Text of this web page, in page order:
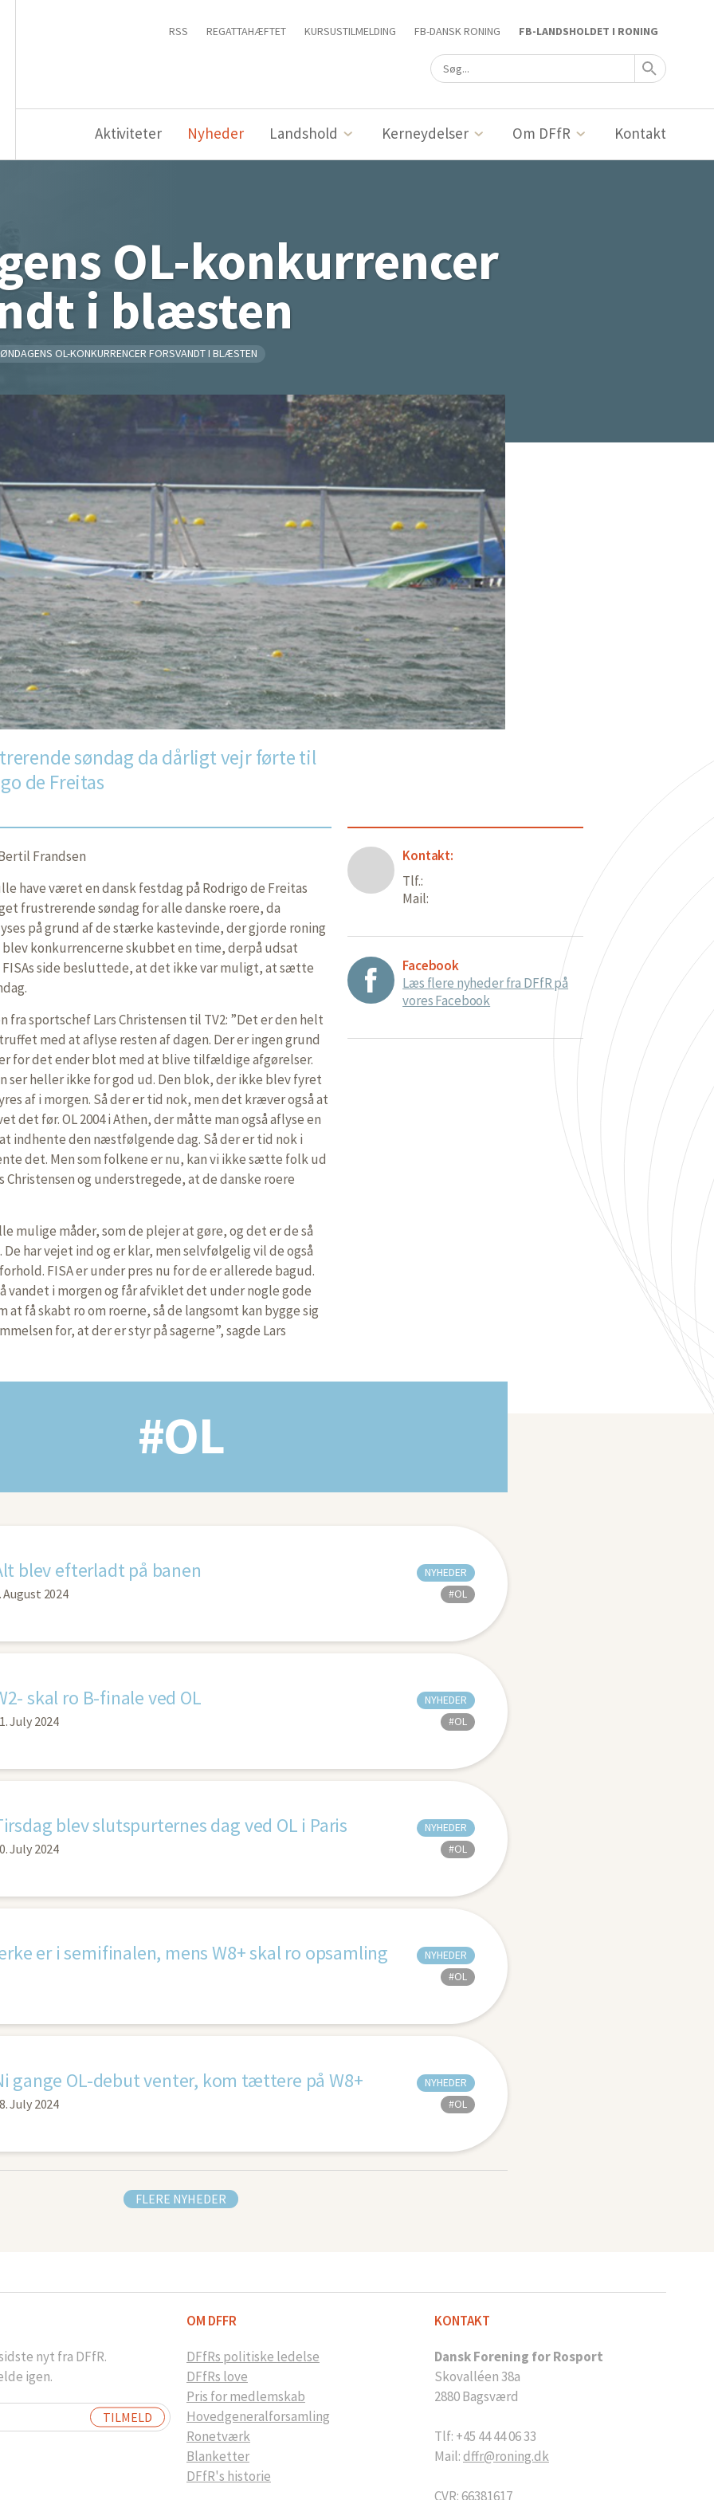
RSS REGATTAHÆFTET KURSUSTILMELDING FB-DANSK RONING FB-LANDSHOLDET I RONING
Aktiviteter Nyheder Landshold Kerneydelser Om DFfR Kontakt
OL-konkurrencer
i blæsten
OL-KONKURRENCER FORSVANDT I BLÆSTEN
søndag da dårligt vejr førte til
de Freitas
Frandsen
have været en dansk festdag på Rodrigo de Freitas
frustrerende søndag for alle danske roere, da
på grund af de stærke kastevinde, der gjorde roning
konkurrencerne skubbet en time, derpå udsat
side besluttede, at det ikke var muligt, at sætte
sportschef Lars Christensen til TV2: ”Det er den helt
med at aflyse resten af dagen. Der er ingen grund
for det ender blot med at blive tilfældige afgørelser.
ser heller ikke for god ud. Den blok, der ikke blev fyret
af i morgen. Så der er tid nok, men det kræver også at
det før. OL 2004 i Athen, der måtte man også aflyse en
indhente den næstfølgende dag. Så der er tid nok i
det. Men som folkene er nu, kan vi ikke sætte folk ud
Christensen og understregede, at de danske roere
mulige måder, som de plejer at gøre, og det er de så
har vejet ind og er klar, men selvfølgelig vil de også
FISA er under pres nu for de er allerede bagud.
vandet i morgen og får afviklet det under nogle gode
få skabt ro om roerne, så de langsomt kan bygge sig
for, at der er styr på sagerne”, sagde Lars
Kontakt:
Tlf.:
Mail:
Facebook
Læs flere nyheder fra DFfR på
vores Facebook
#OL
blev efterladt på banen
August 2024
NYHEDER
#OL
skal ro B-finale ved OL
July 2024
NYHEDER
#OL
blev slutspurternes dag ved OL i Paris
July 2024
NYHEDER
#OL
er i semifinalen, mens W8+ skal ro opsamling
NYHEDER
#OL
gange OL-debut venter, kom tættere på W8+
July 2024
NYHEDER
#OL
FLERE NYHEDER
nyt fra DFfR.
igen.
OM DFFR
DFfRs politiske ledelse
DFfRs love
Pris for medlemskab
Hovedgeneralforsamling
Ronetværk
Blanketter
DFfR's historie
KONTAKT
Dansk Forening for Rosport
Skovalléen 38a
2880 Bagsværd
Tlf: +45 44 44 06 33
Mail:dffr@roning.dk
CVR: 66381617